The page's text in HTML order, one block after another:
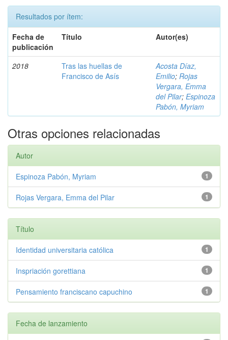
Resultados por ítem:
Fecha de
publicación
Título Autor(es)
2018
Tras las huellas de
Francisco de Asís
Acosta Díaz,
Emilio; Rojas
Vergara, Emma
del Pilar; Espinoza
Pabón, Myriam
Otras opciones relacionadas
Autor
1
Espinoza Pabón, Myriam
1
Rojas Vergara, Emma del Pilar
Título
1
Identidad universitaria católica
1
Inspriación gorettiana
1
Pensamiento franciscano capuchino
Fecha de lanzamiento